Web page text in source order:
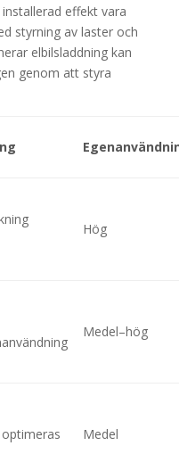
effekt vara
styrning av laster och
elbilsladdning kan
genom att styra
Hög
Medel–hög
Medel